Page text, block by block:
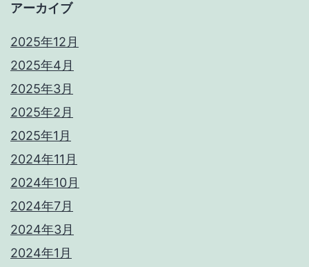
アーカイブ
2025年12月
2025年4月
2025年3月
2025年2月
2025年1月
2024年11月
2024年10月
2024年7月
2024年3月
2024年1月